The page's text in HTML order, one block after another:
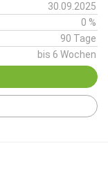
30.09.2025
0 %
90 Tage
bis 6 Wochen